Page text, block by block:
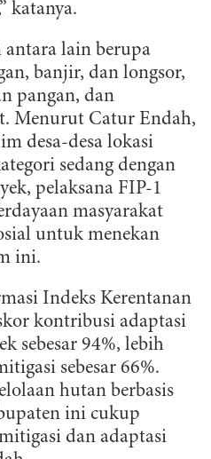
katanya.
lain berupa
banjir, dan longsor,
pangan, dan
Menurut Catur Endah,
desa-desa lokasi
sedang dengan
pelaksana FIP-1
masyarakat
untuk menekan
ini.
Indeks Kerentanan
kontribusi adaptasi
sebesar 94%, lebih
sebesar 66%.
hutan berbasis
ini cukup
dan adaptasi